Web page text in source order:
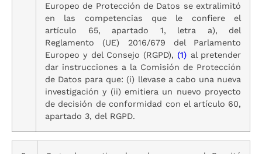
Europeo de Protección de Datos se extralimitó
en las competencias que le confiere el
artículo 65, apartado 1, letra a), del
Reglamento (UE) 2016/679 del Parlamento
Europeo y del Consejo (RGPD), (1) al pretender
dar instrucciones a la Comisión de Protección
de Datos para que: (i) llevase a cabo una nueva
investigación y (ii) emitiera un nuevo proyecto
de decisión de conformidad con el artículo 60,
apartado 3, del RGPD.